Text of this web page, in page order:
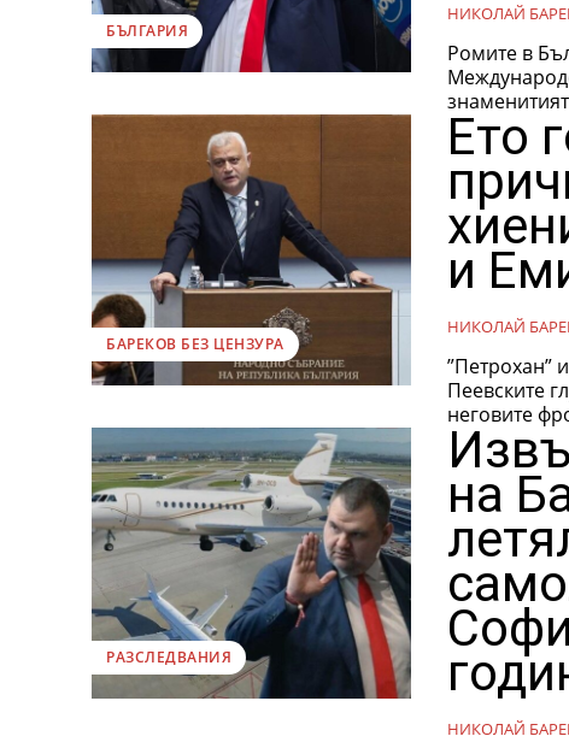
БЪЛГАРИЯ
НИКОЛАЙ
Ромите в
БАРЕКОВ БЕЗ ЦЕНЗУРА
Ето
и
НИКОЛАЙ
”Петрохан”
Пеевските
неговите
РАЗСЛЕДВАНИЯ
на
НИКОЛАЙ